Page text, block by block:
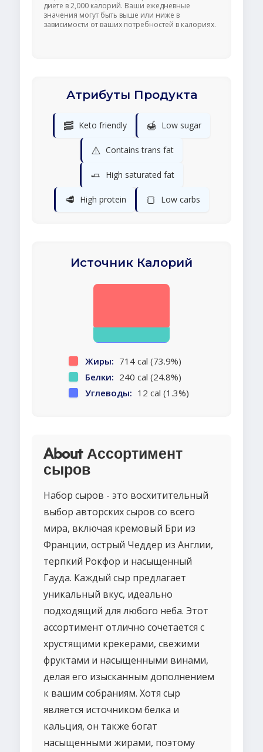
диете в 2,000 калорий. Ваши ежедневные
значения могут быть выше или ниже в
зависимости от ваших потребностей в калориях.
Атрибуты Продукта
🥓 Keto friendly 🍯 Low sugar
⚠️ Contains trans fat
🧈 High saturated fat
🥩 High protein 🍞 Low carbs
Источник Калорий
Жиры: 714 cal (73.9%)
Белки: 240 cal (24.8%)
Углеводы: 12 cal (1.3%)
About Ассортимент
сыров
Набор сыров - это восхитительный
выбор авторских сыров со всего
мира, включая кремовый Бри из
Франции, острый Чеддер из Англии,
терпкий Рокфор и насыщенный
Гауда. Каждый сыр предлагает
уникальный вкус, идеально
подходящий для любого неба. Этот
ассортимент отлично сочетается с
хрустящими крекерами, свежими
фруктами и насыщенными винами,
делая его изысканным дополнением
к вашим собраниям. Хотя сыр
является источником белка и
кальция, он также богат
насыщенными жирами, поэтому